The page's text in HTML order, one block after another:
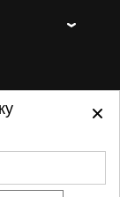
права